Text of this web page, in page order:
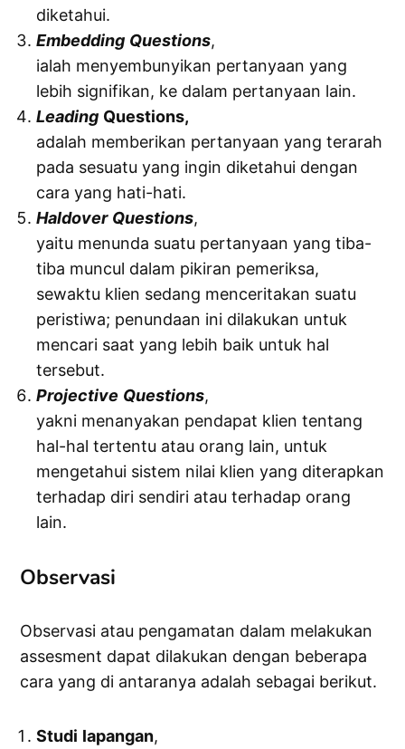
diketahui.
Embedding Questions,
ialah menyembunyikan pertanyaan yang
lebih signifikan, ke dalam pertanyaan lain.
Leading Questions,
adalah memberikan pertanyaan yang terarah
pada sesuatu yang ingin diketahui dengan
cara yang hati-hati.
Haldover Questions,
yaitu menunda suatu pertanyaan yang tiba-
tiba muncul dalam pikiran pemeriksa,
sewaktu klien sedang menceritakan suatu
peristiwa; penundaan ini dilakukan untuk
mencari saat yang lebih baik untuk hal
tersebut.
Projective Questions,
yakni menanyakan pendapat klien tentang
hal-hal tertentu atau orang lain, untuk
mengetahui sistem nilai klien yang diterapkan
terhadap diri sendiri atau terhadap orang
lain.
Observasi
Observasi atau pengamatan dalam melakukan
assesment dapat dilakukan dengan beberapa
cara yang di antaranya adalah sebagai berikut.
Studi lapangan,